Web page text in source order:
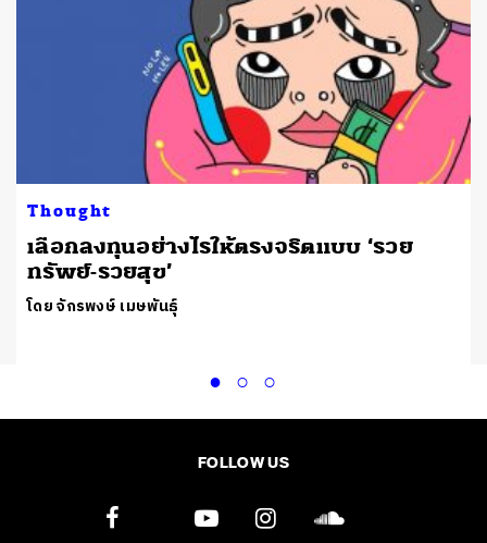
Thought
เลือกลงทุนอย่างไรให้ตรงจริตแบบ ‘รวย
ทรัพย์-รวยสุข’
โดย จักรพงษ์ เมษพันธุ์
FOLLOW US